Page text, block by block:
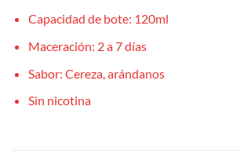
Capacidad de bote: 120ml
Maceración: 2 a 7 días
Sabor: Cereza, arándanos
Sin nicotina